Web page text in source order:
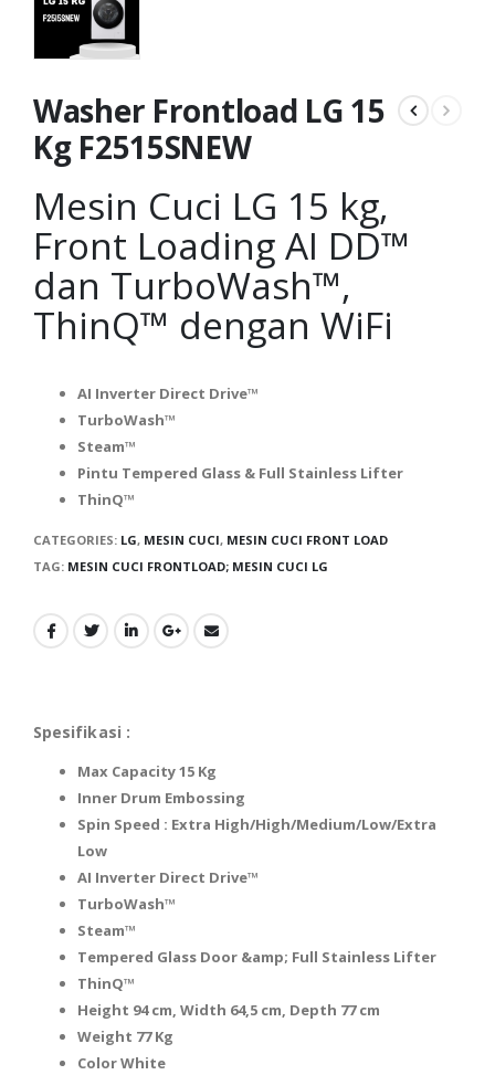
Washer Frontload LG 15
Kg F2515SNEW
Mesin Cuci LG 15 kg,
Front Loading AI DD™
dan TurboWash™,
ThinQ™ dengan WiFi
AI Inverter Direct Drive™
TurboWash™
Steam™
Pintu Tempered Glass & Full Stainless Lifter
ThinQ™
CATEGORIES: LG, MESIN CUCI, MESIN CUCI FRONT LOAD
TAG: MESIN CUCI FRONTLOAD; MESIN CUCI LG
Spesifikasi :
Max Capacity 15 Kg
Inner Drum Embossing
Spin Speed : Extra High/High/Medium/Low/Extra
Low
AI Inverter Direct Drive™
TurboWash™
Steam™
Tempered Glass Door &amp; Full Stainless Lifter
ThinQ™
Height 94 cm, Width 64,5 cm, Depth 77 cm
Weight 77 Kg
Color White